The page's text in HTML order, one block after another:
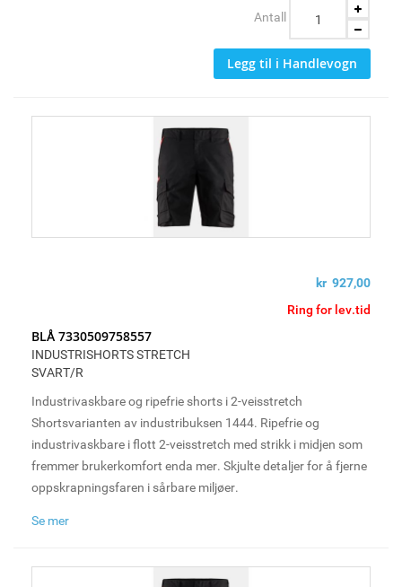
Antall
Legg til i Handlevogn
kr 927,00
Ring for lev.tid
BLÅ 7330509758557
INDUSTRISHORTS STRETCH
SVART/R
Industrivaskbare og ripefrie shorts i 2-veisstretch
Shortsvarianten av industribuksen 1444. Ripefrie og
industrivaskbare i flott 2-veisstretch med strikk i midjen som
fremmer brukerkomfort enda mer. Skjulte detaljer for å fjerne
oppskrapningsfaren i sårbare miljøer.
Se mer